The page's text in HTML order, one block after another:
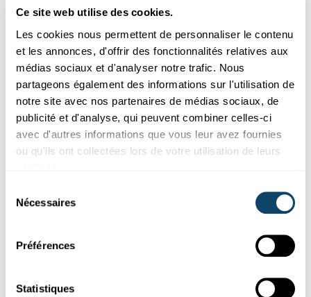
Ce site web utilise des cookies.
Les cookies nous permettent de personnaliser le contenu
et les annonces, d'offrir des fonctionnalités relatives aux
médias sociaux et d'analyser notre trafic. Nous
partageons également des informations sur l'utilisation de
notre site avec nos partenaires de médias sociaux, de
publicité et d'analyse, qui peuvent combiner celles-ci
avec d'autres informations que vous leur avez fournies
ou qu'ils ont collectées lors de votre utilisation de leurs
Nécessaires
Préférences
Statistiques
SPIDER-MAN
Welche von Spider-Mans Fähigkeiten besitzen auch echte
Spinnen? Welche könnten
auch auf normale